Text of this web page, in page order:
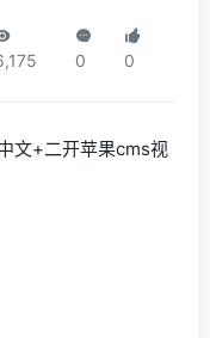
0 0
文+二开苹果cms视